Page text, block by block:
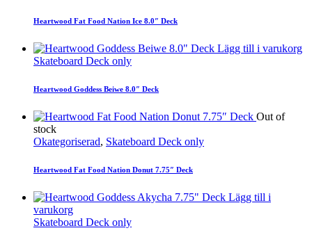
Heartwood Fat Food Nation Ice 8.0″ Deck
Lägg till i varukorg
Skateboard Deck only
Heartwood Goddess Beiwe 8.0″ Deck
Out of
stock
Okategoriserad, Skateboard Deck only
Heartwood Fat Food Nation Donut 7.75″ Deck
Lägg till i
varukorg
Skateboard Deck only